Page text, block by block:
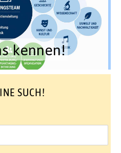
kennen!
SUCH!